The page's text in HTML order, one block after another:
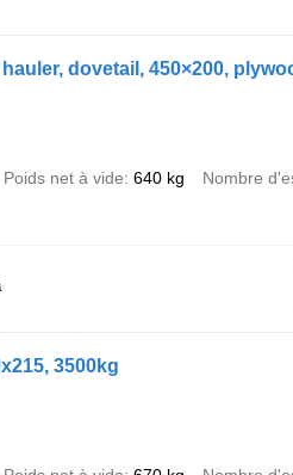
dovetail, 450×200,
Poids net à vide 640 kg Nombre
3500kg